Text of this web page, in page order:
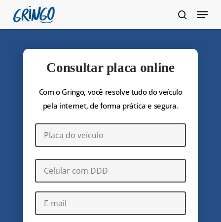
Pular
para
conteúdo
Menu
Consultar placa online
Com o Gringo, você resolve tudo do veículo
pela internet, de forma prática e segura.